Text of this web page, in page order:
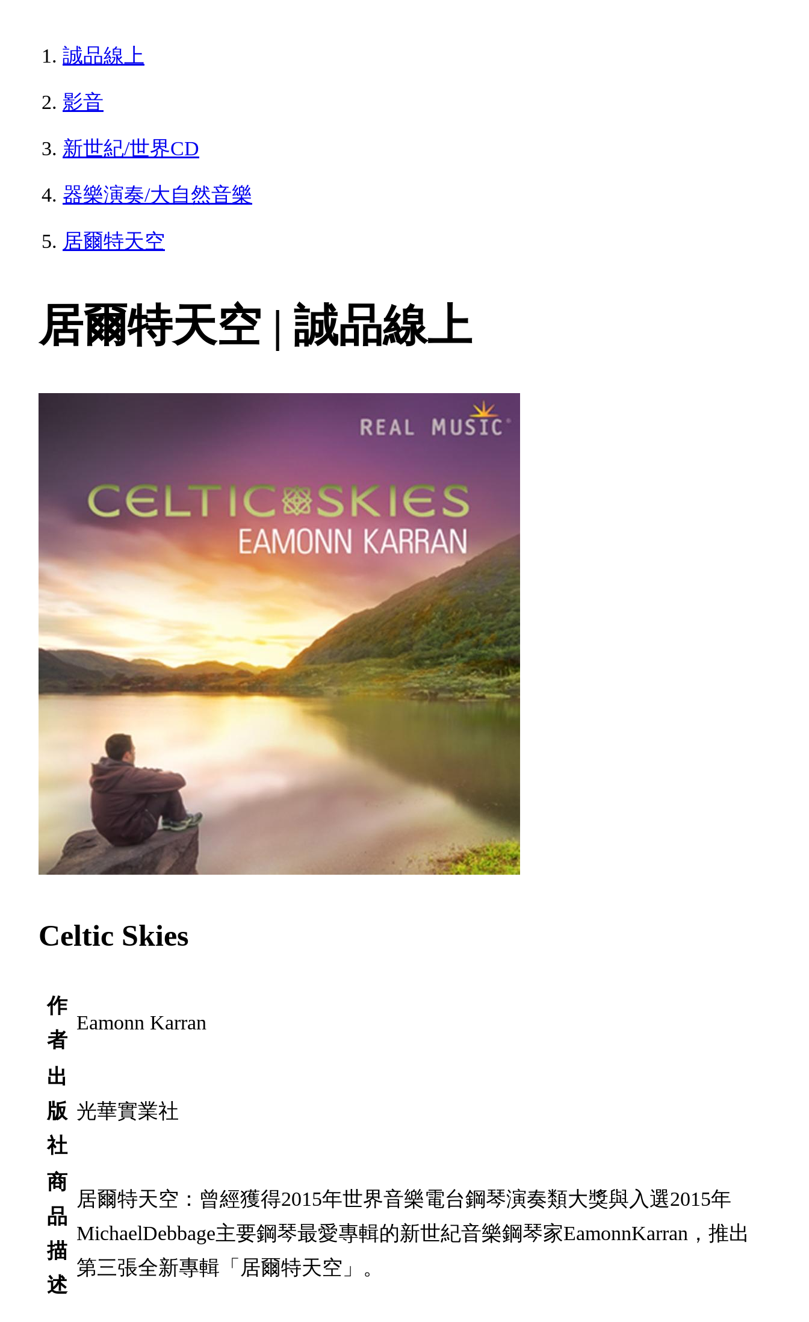
誠品線上
影音
新世紀/世界CD
器樂演奏/大自然音樂
居爾特天空
居爾特天空 | 誠品線上
Celtic Skies
作
者
Eamonn Karran
出
版
社
光華實業社
商
品
描
述
居爾特天空：曾經獲得2015年世界音樂電台鋼琴演奏類大獎與入選2015年
MichaelDebbage主要鋼琴最愛專輯的新世紀音樂鋼琴家EamonnKarran，推出
第三張全新專輯「居爾特天空」。